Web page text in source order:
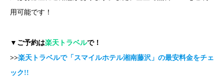
用可能です！
▼ご予約は楽天トラベルで！
>>楽天トラベルで「スマイルホテル湘南藤沢」の最安料金をチェ
ック!!